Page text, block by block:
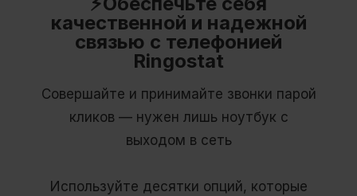
качественной и надежной
связью с телефонией
Ringostat
Совершайте и принимайте звонки парой
кликов — нужен лишь ноутбук с
выходом в сеть
Используйте десятки опций, которые